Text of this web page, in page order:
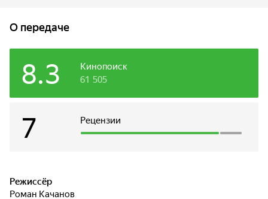
О передаче
Кинопоиск
8.3 61 505
Рецензии
7
Режиссёр
Роман Качанов